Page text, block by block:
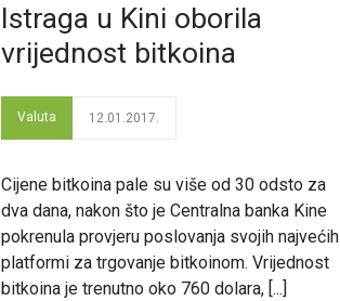
Istraga u Kini oborila
vrijednost bitkoina
Valuta 12.01.2017.
Cijene bitkoina pale su više od 30 odsto za
dva dana, nakon što je Centralna banka Kine
pokrenula provjeru poslovanja svojih najvećih
platformi za trgovanje bitkoinom. Vrijednost
bitkoina je trenutno oko 760 dolara, [...]